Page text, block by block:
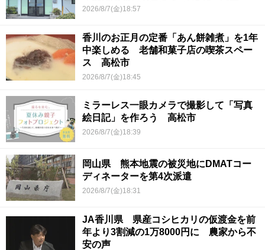
2026/8/7(金)18:57
香川のお正月の定番「あん餅雑煮」を1年
中楽しめる 老舗和菓子店の喫茶スペー
ス 高松市
2026/8/7(金)18:45
ミラーレス一眼カメラで撮影して「写真
絵日記」を作ろう 高松市
2026/8/7(金)18:39
岡山県 熊本地震の被災地にDMATコー
ディネーターを第4次派遣
2026/8/7(金)18:31
JA香川県 県産コシヒカリの仮渡金を前
年より3割減の1万8000円に 農家から不
安の声